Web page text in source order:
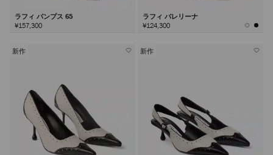
ラフィ パンプス 65
¥157,300
ラフィ バレリーナ
¥124,300
新作 新作